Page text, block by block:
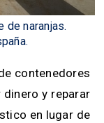
de naranjas.
contenedores
dinero y reparar
en lugar de